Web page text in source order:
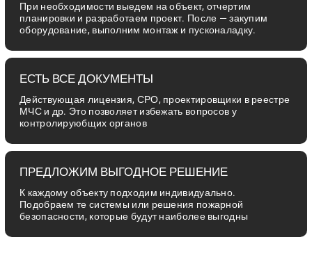
При необходимости выедем на объект, отчертим
планировки и разработаем проект. После — закупим
оборудование, выполним монтаж и пусконаладку.
ЕСТЬ ВСЕ ДОКУМЕНТЫ
Действующая лицензия, СРО, проектировщики в реестре
МЧС и др. Это позволяет избежать вопросов у
контролируюбщих органов
ПРЕДЛОЖИМ ВЫГОДНОЕ РЕШЕНИЕ
К каждому объекту подходим индивидуально.
Подобраем те системы или решения пожарной
безопасности, которые будут наиболее выгодны